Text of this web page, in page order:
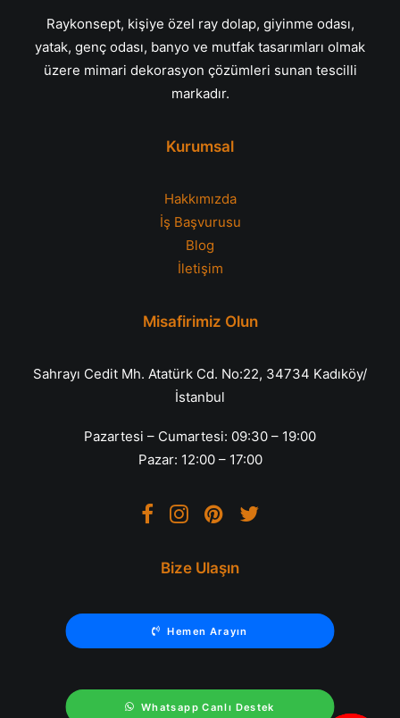
Raykonsept, kişiye özel ray dolap, giyinme odası,
yatak, genç odası, banyo ve mutfak tasarımları olmak
üzere mimari dekorasyon çözümleri sunan tescilli
markadır.
Kurumsal
Hakkımızda
İş Başvurusu
Blog
İletişim
Misafirimiz Olun
Sahrayı Cedit Mh. Atatürk Cd. No:22, 34734 Kadıköy/
İstanbul
Pazartesi – Cumartesi: 09:30 – 19:00
Pazar: 12:00 – 17:00
Bize Ulaşın
Hemen Arayın
Whatsapp Canlı Destek